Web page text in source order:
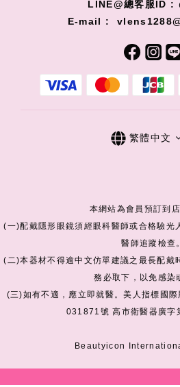
LINE@總客服ID :
E-mail :
繁體中文
本網站為會員預訂到
(一)配戴隱形眼鏡須經眼科醫師或合格驗光
醫師追蹤檢查。
(二)本器材不得逾中文仿單建議之最長配戴
務必取下，以免感染
(三)如有不適，應立即就醫。美人指標國
031871號 高市衛醫器廣
Beautyicon